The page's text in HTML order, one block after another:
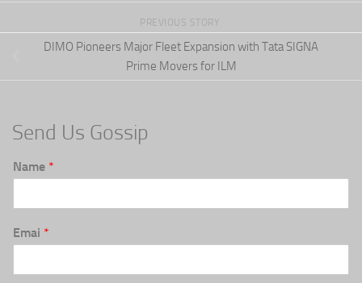
PREVIOUS STORY
DIMO Pioneers Major Fleet Expansion with Tata SIGNA
Prime Movers for ILM
Send Us Gossip
Name *
Emai *